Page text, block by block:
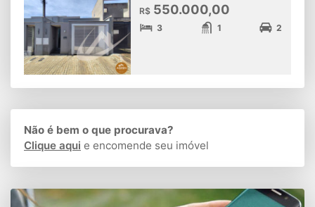
R$ 550.000,00
3 1 2
Não é bem o que procurava?
Clique aqui e encomende seu imóvel